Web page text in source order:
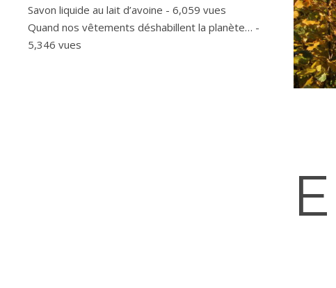
Savon liquide au lait d’avoine - 6,059 vues
Quand nos vêtements déshabillent la planète… -
5,346 vues
E